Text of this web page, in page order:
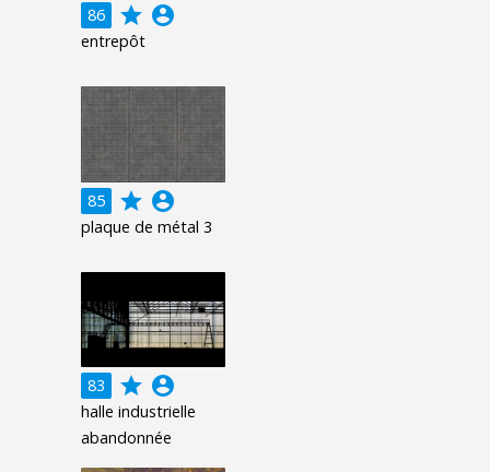
86 grade account_circle
entrepôt
85 grade account_circle
plaque de métal 3
83 grade account_circle
halle industrielle
abandonnée